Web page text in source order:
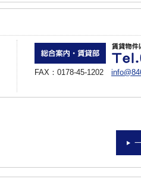
FAX：0178-45-1202